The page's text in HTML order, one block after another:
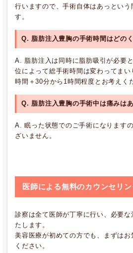
行いますので、手術自体はあっという
す。
Q. 脂肪注入豊胸の手術時間はどの
A. 脂肪注入は同時に脂肪吸引が必要
位によって総手術時間は変わってま
時間＋30分から1時間程度とお考えく
Q. 脂肪注入豊胸の手術中は痛みは
A. 眠った状態でのご手術になります
ざいません。
医師による無料のカウンセリ
診察は全て医師が丁寧に行い、必要
たします。
美容医療が初めての方でも、まずはお
ください。